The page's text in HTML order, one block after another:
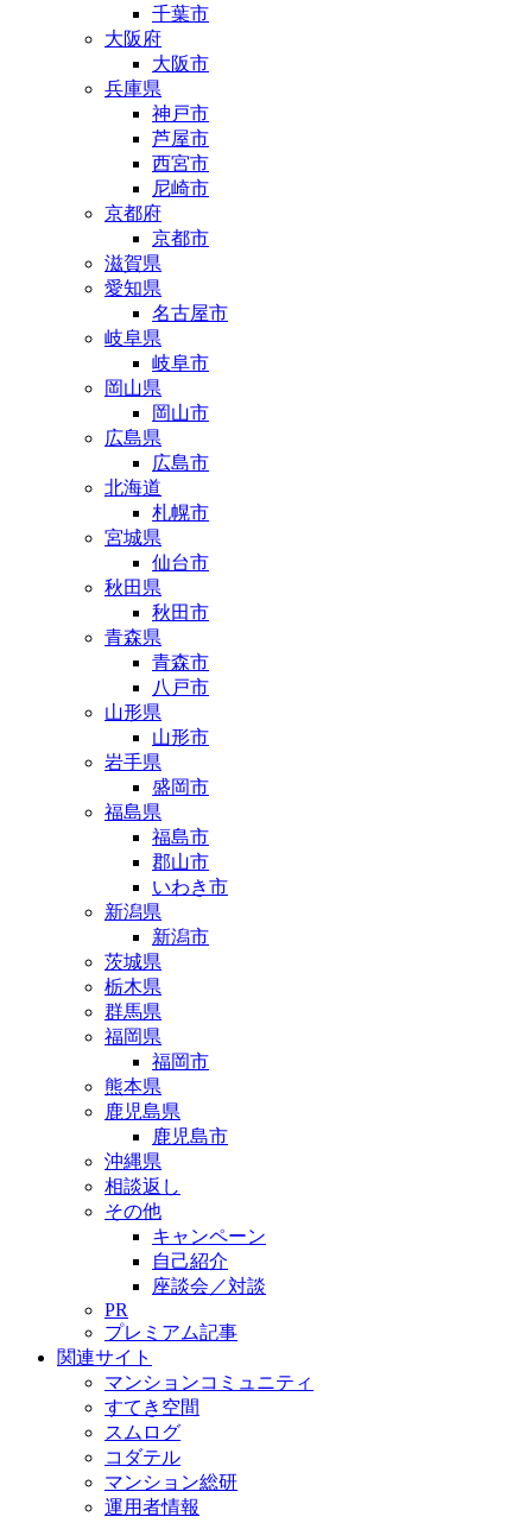
千葉市
大阪府
大阪市
兵庫県
神戸市
芦屋市
西宮市
尼崎市
京都府
京都市
滋賀県
愛知県
名古屋市
岐阜県
岐阜市
岡山県
岡山市
広島県
広島市
北海道
札幌市
宮城県
仙台市
秋田県
秋田市
青森県
青森市
八戸市
山形県
山形市
岩手県
盛岡市
福島県
福島市
郡山市
いわき市
新潟県
新潟市
茨城県
栃木県
群馬県
福岡県
福岡市
熊本県
鹿児島県
鹿児島市
沖縄県
相談返し
その他
キャンペーン
自己紹介
座談会／対談
PR
プレミアム記事
関連サイト
マンションコミュニティ
すてき空間
スムログ
コダテル
マンション総研
運用者情報